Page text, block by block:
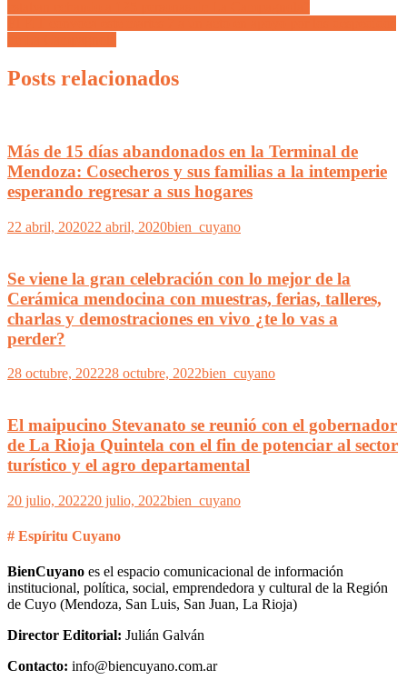
Posts relacionados
Más de 15 días abandonados en la Terminal de
Mendoza: Cosecheros y sus familias a la intemperie
esperando regresar a sus hogares
22 abril, 202022 abril, 2020bien_cuyano
Se viene la gran celebración con lo mejor de la
Cerámica mendocina con muestras, ferias, talleres,
charlas y demostraciones en vivo ¿te lo vas a
perder?
28 octubre, 202228 octubre, 2022bien_cuyano
El maipucino Stevanato se reunió con el gobernador
de La Rioja Quintela con el fin de potenciar al sector
turístico y el agro departamental
20 julio, 202220 julio, 2022bien_cuyano
# Espíritu Cuyano
BienCuyano es el espacio comunicacional de información
institucional, política, social, emprendedora y cultural de la Región
de Cuyo (Mendoza, San Luis, San Juan, La Rioja)
Director Editorial: Julián Galván
Contacto: info@biencuyano.com.ar